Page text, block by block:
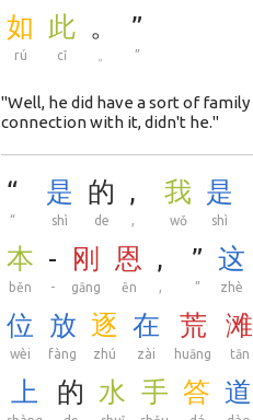
如
rú
此
cǐ
。 ”
”
"Well, he did have a sort of family
connection with it, didn't he."
“
“
是
shì
的
de
,
,
我
wǒ
是
shì
本
běn
-
-
刚
gāng
恩
ēn
,
,
”
”
这
zhè
位
wèi
放
fàng
逐
zhú
在
zài
荒
huāng
滩
tān
上 的 水 手 答 道